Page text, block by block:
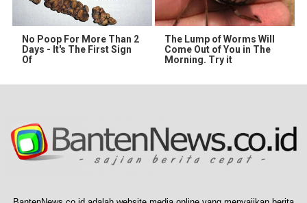
No Poop For More Than 2
Days - It's The First Sign
Of
The Lump of Worms Will
Come Out of You in The
Morning. Try it